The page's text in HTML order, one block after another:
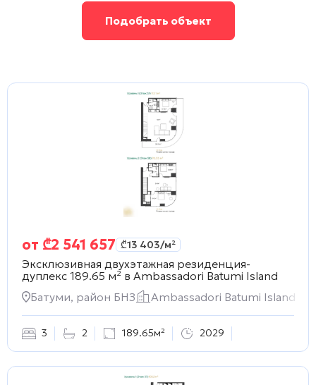
Подобрать объект
от ₾2 541 657 ₾13 403/м²
Эксклюзивная двухэтажная резиденция-
дуплекс 189.65 м² в Ambassadori Batumi Island
Батуми, район БНЗ
Ambassadori Batumi Island
3 2 189.65м² 2029